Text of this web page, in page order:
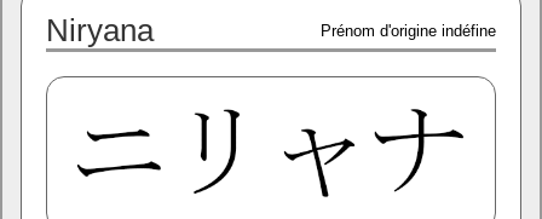
Niryana Prénom d'origine indéfine